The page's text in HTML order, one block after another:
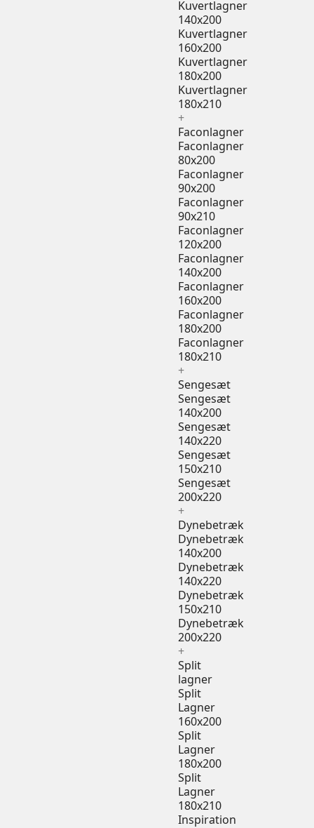
Kuvertlagner
140x200
Kuvertlagner
160x200
Kuvertlagner
180x200
Kuvertlagner
180x210
+
Faconlagner
Faconlagner
80x200
Faconlagner
90x200
Faconlagner
90x210
Faconlagner
120x200
Faconlagner
140x200
Faconlagner
160x200
Faconlagner
180x200
Faconlagner
180x210
+
Sengesæt
Sengesæt
140x200
Sengesæt
140x220
Sengesæt
150x210
Sengesæt
200x220
+
Dynebetræk
Dynebetræk
140x200
Dynebetræk
140x220
Dynebetræk
150x210
Dynebetræk
200x220
+
Split
lagner
Split
Lagner
160x200
Split
Lagner
180x200
Split
Lagner
180x210
Inspiration